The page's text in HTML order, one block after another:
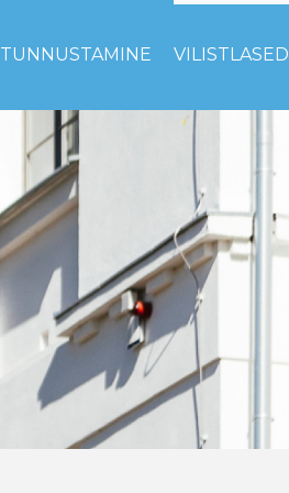
TUNNUSTAMINE VILISTLASED